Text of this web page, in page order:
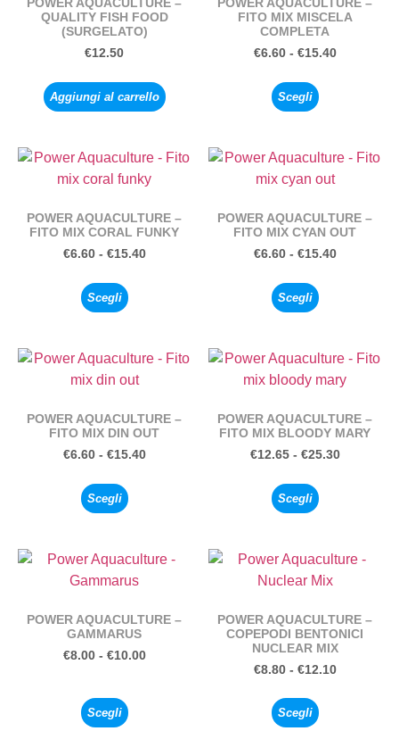
QUALITY FISH FOOD
(SURGELATO)
€12.50
Aggiungi al carrello
FITO MIX MISCELA
COMPLETA
€6.60 - €15.40
Scegli
POWER AQUACULTURE –
FITO MIX CORAL FUNKY
€6.60 - €15.40
Scegli
POWER AQUACULTURE –
FITO MIX CYAN OUT
€6.60 - €15.40
Scegli
POWER AQUACULTURE –
FITO MIX DIN OUT
€6.60 - €15.40
Scegli
POWER AQUACULTURE –
FITO MIX BLOODY MARY
€12.65 - €25.30
Scegli
POWER AQUACULTURE –
GAMMARUS
€8.00 - €10.00
Scegli
POWER AQUACULTURE –
COPEPODI BENTONICI
NUCLEAR MIX
€8.80 - €12.10
Scegli